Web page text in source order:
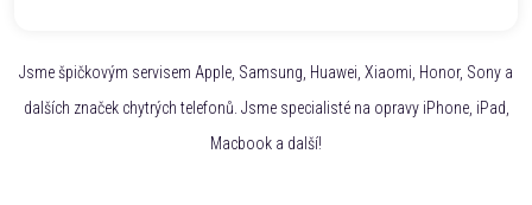
Jsme špičkovým servisem Apple, Samsung, Huawei, Xiaomi, Honor, Sony a
dalších značek chytrých telefonů. Jsme specialisté na opravy iPhone, iPad,
Macbook a další!